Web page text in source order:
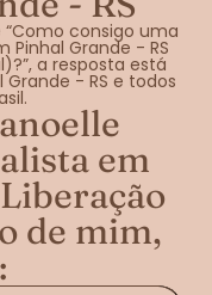
consigo uma
Pinhal Grande - RS
a resposta está
- RS e todos
em
de mim,